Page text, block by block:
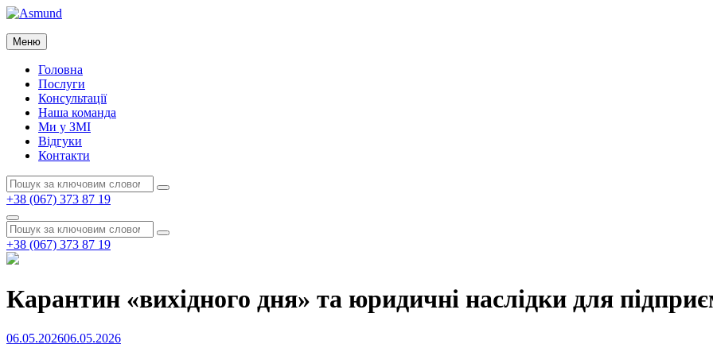
Перейти
вмісту
Asmund
Asmund
Меню
Головна
Послуги
Консультації
Наша команда
Ми у ЗМІ
Відгуки
Контакти
Пошук:
Пошук
+38 (067) 373 87 19
Пошук
Пошук:
Пошук
+38 (067) 373 87 19
Карантин «вихідного дня» та юридичні наслідки для
Опубліковано
06.05.202606.05.2026